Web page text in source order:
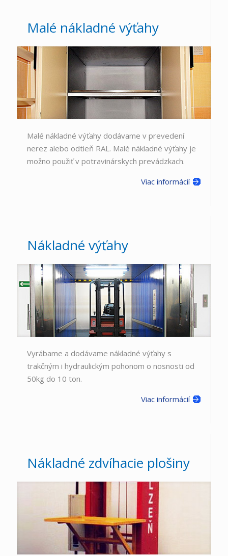
Malé nákladné výťahy
Malé nákladné výťahy dodávame v prevedení
nerez alebo odtieň RAL. Malé nákladné výťahy je
možno použiť v potravinárskych prevádzkach.
Viac informácií
Nákladné výťahy
Vyrábame a dodávame nákladné výťahy s
trakčným i hydraulickým pohonom o nosnosti od
50kg do 10 ton.
Viac informácií
Nákladné zdvíhacie plošiny